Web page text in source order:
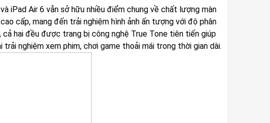
iPad Air 6 vẫn sở hữu nhiều điểm chung về chất lượng màn
cấp, mang đến trải nghiệm hình ảnh ấn tượng với độ phân
hai đều được trang bị công nghệ True Tone tiên tiến giúp
nghiệm xem phim, chơi game thoải mái trong thời gian dài.